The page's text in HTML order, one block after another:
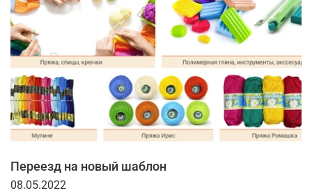
Переезд на новый шаблон
08.05.2022